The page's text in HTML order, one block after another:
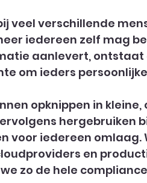
veel verschillende
iedereen zelf mag
aanlevert,
om ieders
opknippen in
hergebruiken
voor iedereen omlaag.
en
zo de hele